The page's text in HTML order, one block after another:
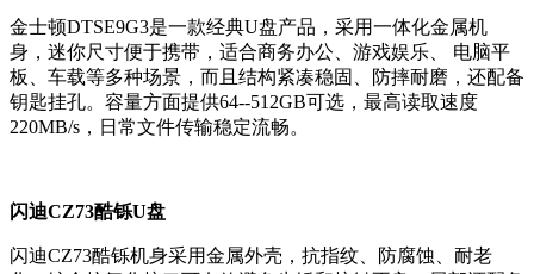
金士顿DTSE9G3是一款经典U盘产品，采用一体化金属机
身，迷你尺寸便于携带，适合商务办公、游戏娱乐、 电脑平
板、车载等多种场景，而且结构紧凑稳固、防摔耐磨，还配备
钥匙挂孔。容量方面提供64--512GB可选，最高读取速度
220MB/s，日常文件传输稳定流畅。
闪迪CZ73酷铄U盘
闪迪CZ73酷铄机身采用金属外壳，抗指纹、防腐蚀、耐老